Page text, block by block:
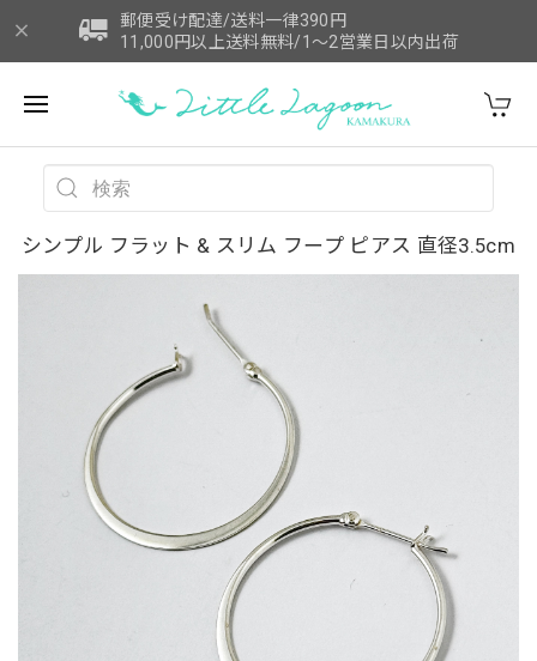
郵便受け配達/送料一律390円
11,000円以上送料無料/1～2営業日以内出荷
シンプル フラット & スリム フープ ピアス 直径3.5cm